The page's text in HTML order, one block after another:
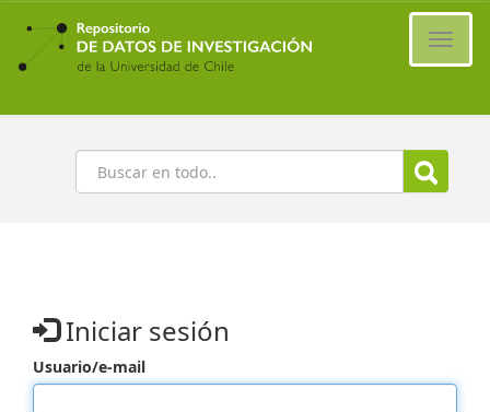
Ir
contenido
principal
Buscar
Iniciar sesión
Usuario/e-mail